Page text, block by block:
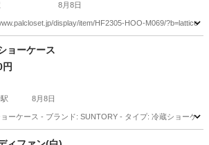
8月8日
display/item/HF2305-HOO-M069/
季節、空調家電
ョーケース
8月8日
ーケース - ブランド: SUNTORY - タイプ: 冷蔵ショーケ
寺駅 キッチン家電